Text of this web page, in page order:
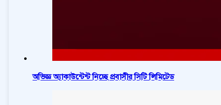
অভিজ্ঞ অ্যাকাউন্টেন্ট নিচ্ছে প্রবাসীর সিটি লিমিটেড